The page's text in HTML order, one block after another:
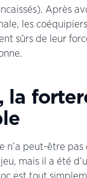
Après
les
sûrs de leur
la
n’a peut-être pas
mais il a été
est tout